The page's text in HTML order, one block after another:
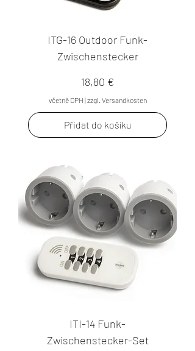
ITG-16 Outdoor Funk-
Zwischenstecker
Cena
18,80 €
včetně DPH |zzgl. Versandkosten
Přidat do košíku
ITI-14 Funk-
Zwischenstecker-Set